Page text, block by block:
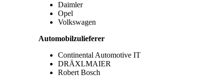
Daimler
Opel
Volkswagen
Automobilzulieferer
Continental Automotive IT
DRÄXLMAIER
Robert Bosch